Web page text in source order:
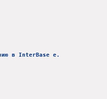
в InterBase e.